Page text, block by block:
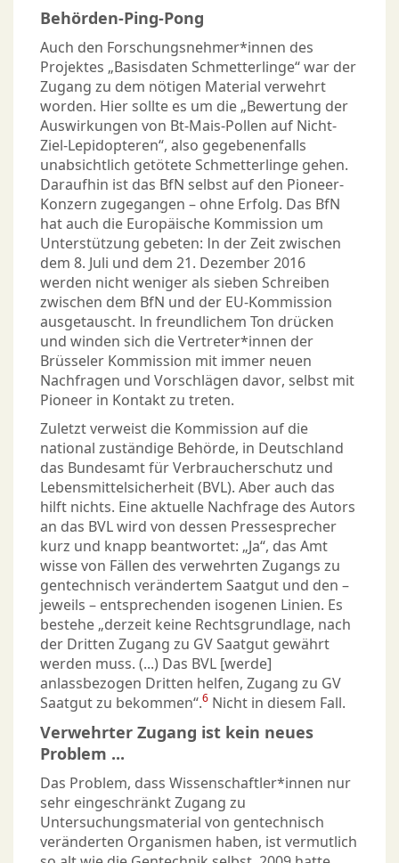
Behörden-Ping-Pong
Auch den Forschungsnehmer*innen des
Projektes „Basisdaten Schmetterlinge“ war der
Zugang zu dem nötigen Material verwehrt
worden. Hier sollte es um die „Bewertung der
Auswirkungen von Bt-Mais-Pollen auf Nicht-
Ziel-Lepidopteren“, also gegebenenfalls
unabsichtlich getötete Schmetterlinge gehen.
Daraufhin ist das BfN selbst auf den Pioneer-
Konzern zugegangen – ohne Erfolg. Das BfN
hat auch die Europäische Kommission um
Unterstützung gebeten: In der Zeit zwischen
dem 8. Juli und dem 21. Dezember 2016
werden nicht weniger als sieben Schreiben
zwischen dem BfN und der EU-Kommission
ausgetauscht. In freundlichem Ton drücken
und winden sich die Vertreter*innen der
Brüsseler Kommission mit immer neuen
Nachfragen und Vorschlägen davor, selbst mit
Pioneer in Kontakt zu treten.
Zuletzt verweist die Kommission auf die
national zuständige Behörde, in Deutschland
das Bundesamt für Verbraucherschutz und
Lebensmittelsicherheit (BVL). Aber auch das
hilft nichts. Eine aktuelle Nachfrage des Autors
an das BVL wird von dessen Pressesprecher
kurz und knapp beantwortet: „Ja“, das Amt
wisse von Fällen des verwehrten Zugangs zu
gentechnisch verändertem Saatgut und den –
jeweils – entsprechenden isogenen Linien. Es
bestehe „derzeit keine Rechtsgrundlage, nach
der Dritten Zugang zu GV Saatgut gewährt
werden muss. (...) Das BVL [werde]
anlassbezogen Dritten helfen, Zugang zu GV
Saatgut zu bekommen“.6 Nicht in diesem Fall.
Verwehrter Zugang ist kein neues
Problem ...
Das Problem, dass Wissenschaftler*innen nur
sehr eingeschränkt Zugang zu
Untersuchungsmaterial von gentechnisch
veränderten Organismen haben, ist vermutlich